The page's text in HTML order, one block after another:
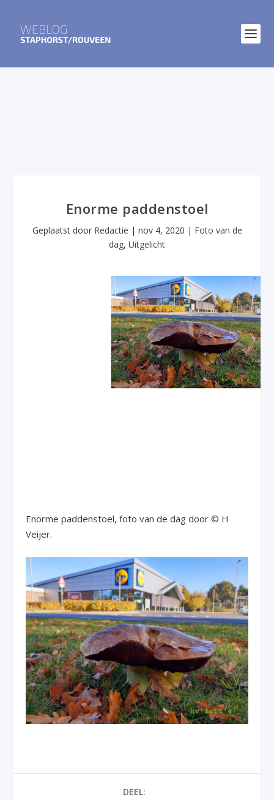
Enorme paddenstoel
Geplaatst door Redactie | nov 4, 2020 | Foto van de
dag, Uitgelicht
Enorme paddenstoel, foto van de dag door © H
Veijer.
DEEL: